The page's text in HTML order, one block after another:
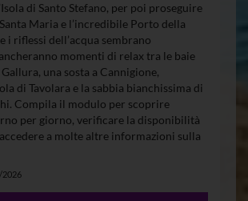
di Santo Stefano, per poi proseguire
Maria e l’incredibile Porto della
i riflessi dell’acqua sembrano
momenti di relax tra le baie
una sosta a Cannigione,
di Tavolara e la sabbia bianchissima di
Compila il modulo per scoprire
per giorno, verificare la disponibilità
a molte altre informazioni sulla